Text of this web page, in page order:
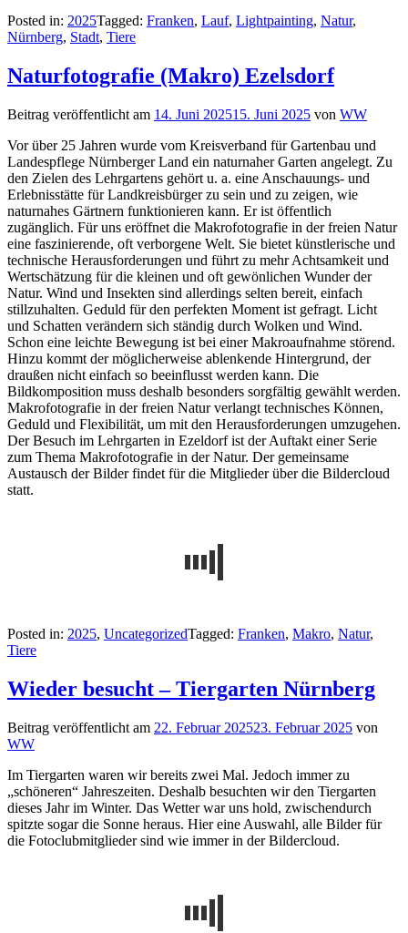
Posted in: 2025Tagged: Franken, Lauf, Lightpainting, Natur,
Nürnberg, Stadt, Tiere
Naturfotografie (Makro) Ezelsdorf
Beitrag veröffentlicht am 14. Juni 202515. Juni 2025 von WW
Vor über 25 Jahren wurde vom Kreisverband für Gartenbau und
Landespflege Nürnberger Land ein naturnaher Garten angelegt. Zu
den Zielen des Lehrgartens gehört u. a. eine Anschauungs- und
Erlebnisstätte für Landkreisbürger zu sein und zu zeigen, wie
naturnahes Gärtnern funktionieren kann. Er ist öffentlich
zugänglich. Für uns eröffnet die Makrofotografie in der freien Natur
eine faszinierende, oft verborgene Welt. Sie bietet künstlerische und
technische Herausforderungen und führt zu mehr Achtsamkeit und
Wertschätzung für die kleinen und oft gewönlichen Wunder der
Natur. Wind und Insekten sind allerdings selten bereit, einfach
stillzuhalten. Geduld für den perfekten Moment ist gefragt. Licht
und Schatten verändern sich ständig durch Wolken und Wind.
Schon eine leichte Bewegung ist bei einer Makroaufnahme störend.
Hinzu kommt der möglicherweise ablenkende Hintergrund, der
draußen nicht einfach so beeinflusst werden kann. Die
Bildkomposition muss deshalb besonders sorgfältig gewählt werden.
Makrofotografie in der freien Natur verlangt technisches Können,
Geduld und Flexibilität, um mit den Herausforderungen umzugehen.
Der Besuch im Lehrgarten in Ezeldorf ist der Auftakt einer Serie
zum Thema Makrofotografie in der Natur. Der gemeinsame
Austausch der Bilder findet für die Mitglieder über die Bildercloud
statt.
Posted in: 2025, UncategorizedTagged: Franken, Makro, Natur,
Tiere
Wieder besucht – Tiergarten Nürnberg
Beitrag veröffentlicht am 22. Februar 202523. Februar 2025 von
WW
Im Tiergarten waren wir bereits zwei Mal. Jedoch immer zu
„schöneren“ Jahreszeiten. Deshalb besuchten wir den Tiergarten
dieses Jahr im Winter. Das Wetter war uns hold, zwischendurch
spitzte sogar die Sonne heraus. Hier eine Auswahl, alle Bilder für
die Fotoclubmitglieder sind wie immer in der Bildercloud.